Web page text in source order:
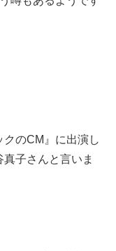
のCM』に出演し
子さんと言いま